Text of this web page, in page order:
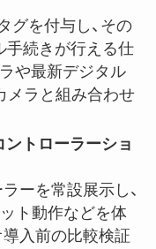
グを付与し、その
手続きが行える仕
や最新デジタル
メラと組み合わせ
ントローラーショ
ーを常設展示し、
ト動作などを体
入前の比較検証